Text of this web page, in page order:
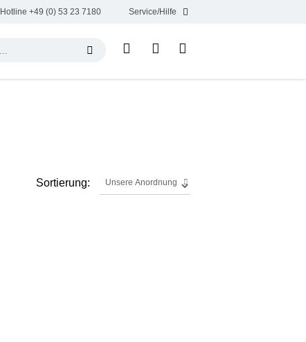
Hotline +49 (0) 53 23 7180 Service/Hilfe
Sortierung: